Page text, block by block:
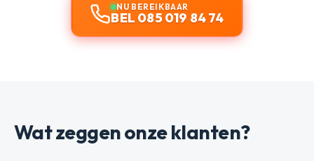
NU BEREIKBAAR
BEL 085 019 84 74
Wat zeggen onze klanten?